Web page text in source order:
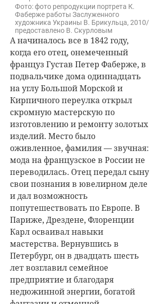
Фото: фото репродукции портрета К.
Фаберже работы Заслуженного
художника Украины В. Брикульца, 2010/
предоставлено В. Скурловым
А начиналось все в 1842 году,
когда его отец, онемеченный
француз Густав Петер Фаберже, в
подвальчике дома одиннадцать
на углу Большой Морской и
Кирпичного переулка открыл
скромную мастерскую по
изготовлению и ремонту золотых
изделий. Место было
оживленное, фамилия — звучная:
мода на французское в России не
переводилась. Отец передал сыну
свои познания в ювелирном деле
и дал возможность
попутешествовать по Европе. В
Париже, Дрездене, Флоренции
Карл осваивал навыки
мастерства. Вернувшись в
Петербург, он в двадцать шесть
лет возглавил семейное
предприятие и благодаря
недюжинной энергии, богатой